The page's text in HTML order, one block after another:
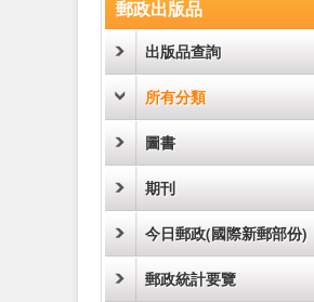
郵政出版品
出版品查詢
所有分類
圖書
期刊
今日郵政(國際新郵部份)
郵政統計要覽